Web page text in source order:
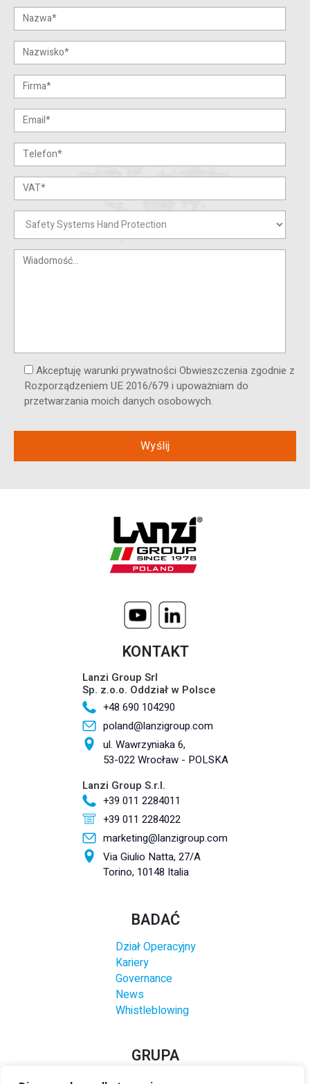
Akceptuję warunki prywatności Obwieszczenia zgodnie z
Rozporządzeniem UE 2016/679 i upoważniam do
przetwarzania moich danych osobowych.
KONTAKT
Lanzi Group Srl
Sp. z.o.o. Oddział w Polsce
+48 690 104290
poland@lanzigroup.com
ul. Wawrzyniaka 6,
53-022 Wrocław - POLSKA
Lanzi Group S.r.l.
+39 011 2284011
+39 011 2284022
marketing@lanzigroup.com
Via Giulio Natta, 27/A
Torino, 10148 Italia
BADAĆ
Dział Operacyjny
Kariery
Governance
News
Whistleblowing
GRUPA